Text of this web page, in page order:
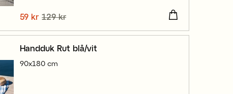
Nuvarande pris 129 kr
59 kr 129 kr
Handduk Rut blå/vit
90x180 cm